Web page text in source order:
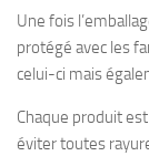
Une fois
protégé avec les
celui-ci mais
Chaque produit
éviter toutes